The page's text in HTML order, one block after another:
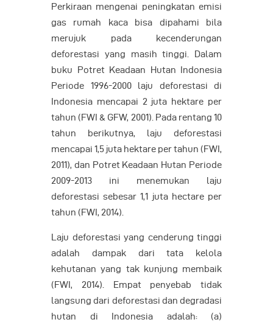
Perkiraan mengenai peningkatan emisi
gas rumah kaca bisa dipahami bila
merujuk pada kecenderungan
deforestasi yang masih tinggi. Dalam
buku Potret Keadaan Hutan Indonesia
Periode 1996-2000 laju deforestasi di
Indonesia mencapai 2 juta hektare per
tahun (FWI & GFW, 2001). Pada rentang 10
tahun berikutnya, laju deforestasi
mencapai 1,5 juta hektare per tahun (FWI,
2011), dan Potret Keadaan Hutan Periode
2009-2013 ini menemukan laju
deforestasi sebesar 1,1 juta hectare per
tahun (FWI, 2014).
Laju deforestasi yang cenderung tinggi
adalah dampak dari tata kelola
kehutanan yang tak kunjung membaik
(FWI, 2014). Empat penyebab tidak
langsung dari deforestasi dan degradasi
hutan di Indonesia adalah: (a)